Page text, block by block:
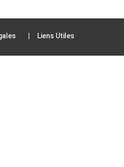
Liens Utiles